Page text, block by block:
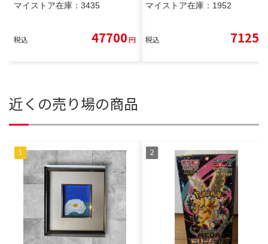
マイストア在庫： 3435
税込 47700円
マイストア在庫： 1952
税込 7125
近くの売り場の商品